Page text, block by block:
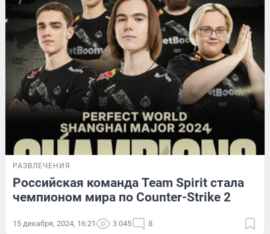
РАЗВЛЕЧЕНИЯ
Российская команда Team Spirit стала
чемпионом мира по Counter-Strike 2
15 декабря, 2024, 16:21 3 045 8